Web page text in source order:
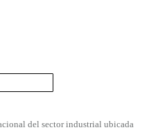
del sector industrial ubicada